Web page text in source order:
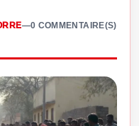
—0 COMMENTAIRE(S)